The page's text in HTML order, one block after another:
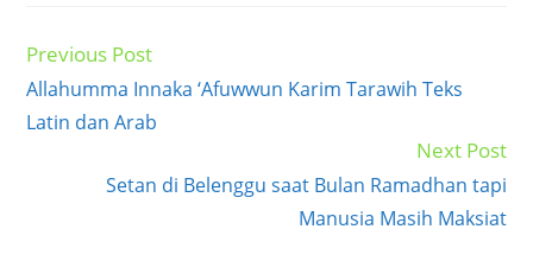
Read
articles
Previous Post
Allahumma Innaka ‘Afuwwun Karim Tarawih Teks
Latin dan Arab
Next Post
Setan di Belenggu saat Bulan Ramadhan tapi
Manusia Masih Maksiat